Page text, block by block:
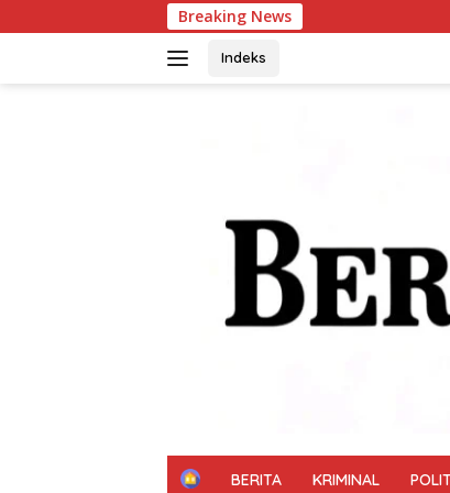
ke
Breaking News
Viral! Mahasiswa Gizi Kesmas
Indeks
H
BERITA KRIMINAL